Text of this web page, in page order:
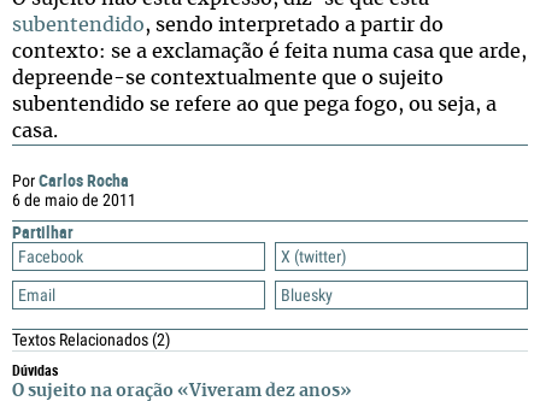
PorCarlos Rocha
6 de maio de 2011
Partilhar
Facebook
X (twitter)
Email
Bluesky
Textos Relacionados(2)
Dúvidas
O sujeito na oração «Viveram dez anos»
subentendido, sendo interpretado a partir do
contexto: se a exclamação é feita numa casa que arde,
depreende-se contextualmente que o sujeito
subentendido se refere ao que pega fogo, ou seja, a
casa.